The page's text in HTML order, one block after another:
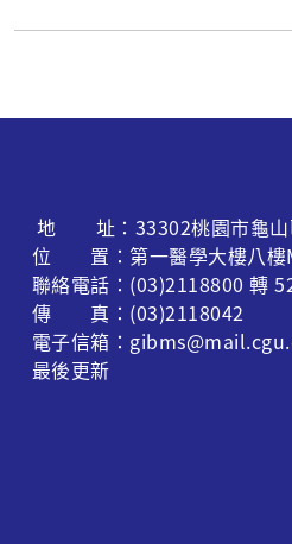
地 址：33302桃園市龜山
位 置：第一醫學大樓八樓
聯絡電話：(03)2118800 轉
傳 真：(03)2118042
電子信箱：
最後更新